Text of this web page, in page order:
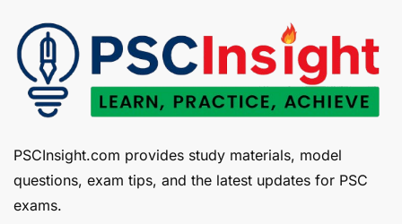
PSCInsight.com provides study materials, model
questions, exam tips, and the latest updates for PSC
exams.